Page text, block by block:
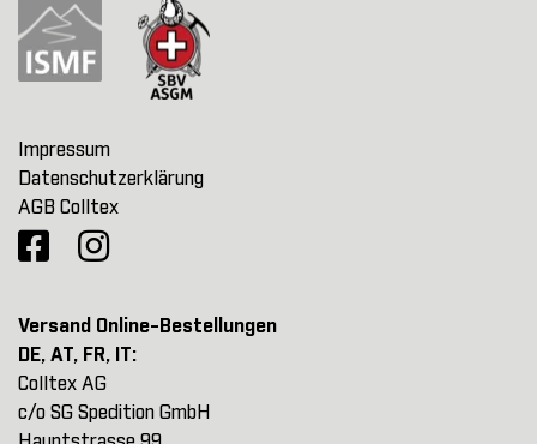
Impressum
Datenschutzerklärung
AGB Colltex
Versand Online-Bestellungen
DE, AT, FR, IT:
Colltex AG
c/o SG Spedition GmbH